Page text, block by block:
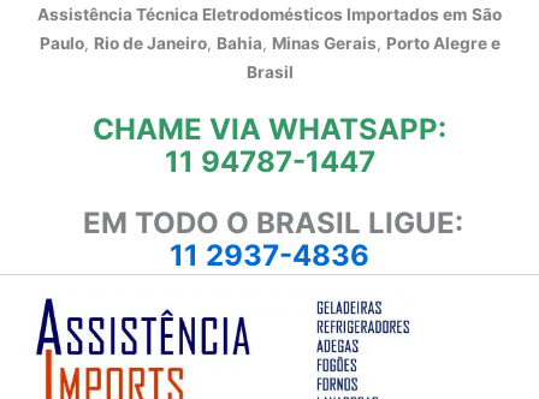
Assistência Técnica Eletrodomésticos Importados em São
Paulo, Rio de Janeiro, Bahia, Minas Gerais, Porto Alegre e
Brasil
CHAME VIA WHATSAPP:
11 94787-1447
EM TODO O BRASIL LIGUE:
11 2937-4836